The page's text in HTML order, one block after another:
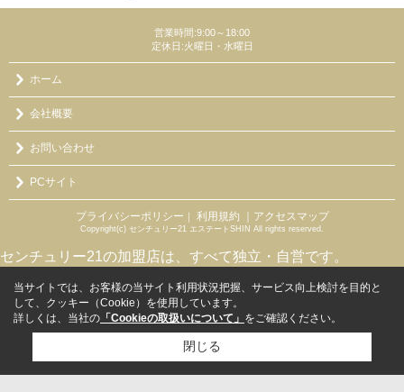
営業時間:9:00～18:00
定休日:火曜日・水曜日
ホーム
会社概要
お問い合わせ
PCサイト
プライバシーポリシー ｜ 利用規約 ｜アクセスマップ
Copyright(c) センチュリー21 エステートSHIN All rights reserved.
センチュリー21の加盟店は、すべて独立・自営です。
当サイトでは、お客様の当サイト利用状況把握、サービス向上検討を目的と
して、クッキー（Cookie）を使用しています。
詳しくは、当社の 「Cookieの取扱いについて」 をご確認ください。
閉じる